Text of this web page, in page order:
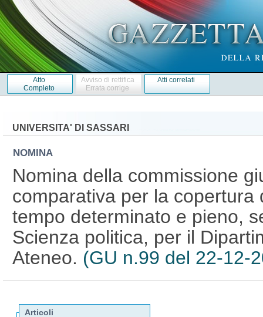
Atto
Completo
Avviso di rettifica
Errata corrige
Atti correlati
UNIVERSITA' DI SASSARI
NOMINA
Nomina della commissione
comparativa per la
tempo determinato e pieno,
Scienza politica, per il
Ateneo. (GU n.99 del 22-12-